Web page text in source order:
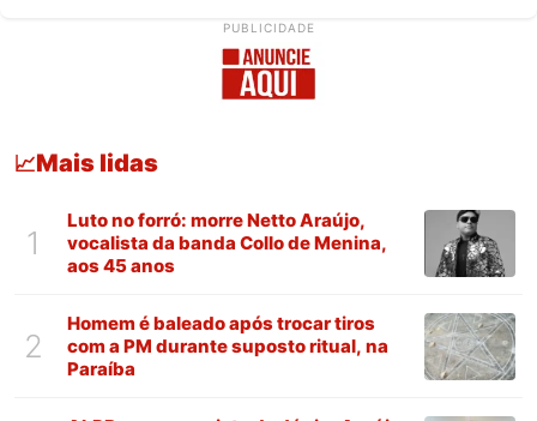
PUBLICIDADE
📈Mais lidas
1
Luto no forró: morre Netto Araújo,
vocalista da banda Collo de Menina,
aos 45 anos
2
Homem é baleado após trocar tiros
com a PM durante suposto ritual, na
Paraíba